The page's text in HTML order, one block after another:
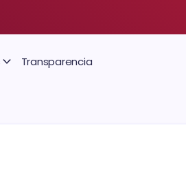
Transparencia